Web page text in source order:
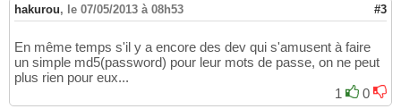
hakurou, le 07/05/2013 à 08h53 #3
En même temps s'il y a encore des dev qui s'amusent à faire
un simple md5(password) pour leur mots de passe, on ne peut
plus rien pour eux...
1
0